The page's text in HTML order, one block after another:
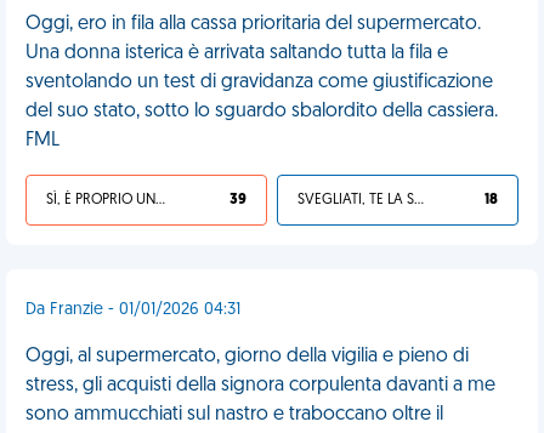
Oggi, ero in fila alla cassa prioritaria del supermercato.
Una donna isterica è arrivata saltando tutta la fila e
sventolando un test di gravidanza come giustificazione
del suo stato, sotto lo sguardo sbalordito della cassiera.
FML
SÌ, È PROPRIO UNA VDM! 39 SVEGLIATI, TE LA SEI CERCATA! 18
Da Franzie - 01/01/2026 04:31
Oggi, al supermercato, giorno della vigilia e pieno di
stress, gli acquisti della signora corpulenta davanti a me
sono ammucchiati sul nastro e traboccano oltre il